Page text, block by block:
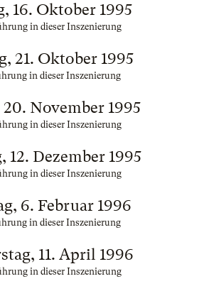
16. Oktober 1995
in dieser Inszenierung
21. Oktober 1995
in dieser Inszenierung
November 1995
in dieser Inszenierung
12. Dezember 1995
in dieser Inszenierung
6. Februar 1996
in dieser Inszenierung
11. April 1996
in dieser Inszenierung